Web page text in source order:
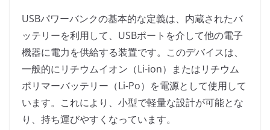
USBパワーバンクの基本的な定義は、内蔵されたバ
ッテリーを利用して、USBポートを介して他の電子
機器に電力を供給する装置です。このデバイスは、
一般的にリチウムイオン（Li-ion）またはリチウム
ポリマーバッテリー（Li-Po）を電源として使用して
います。これにより、小型で軽量な設計が可能とな
り、持ち運びやすくなっています。